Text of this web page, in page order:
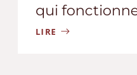
qui
LIRE